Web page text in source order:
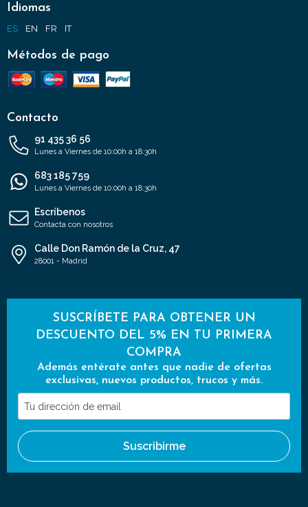
Idiomas
ES EN FR IT
Métodos de pago
Contacto
91 435 36 56
Lunes a Viernes de 10:00h a 18:30h
683 185 759
Lunes a Viernes de 10:00h a 18:30h
Escríbenos
Contacta con nosotros
Calle Don Ramón de la Cruz, 47
28001 - Madrid
SUSCRÍBETE PARA OBTENER UN
DESCUENTO DEL 5% EN TU PRIMERA
COMPRA
Además entérate antes que nadie de ofertas
exclusivas, nuevos productos, trucos y más.
Tu
dirección
de
email
Suscribirme